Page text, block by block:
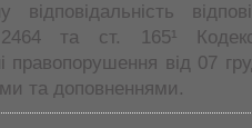
відповідальність
та ст. 165¹
правопорушення від 07
та доповненнями.